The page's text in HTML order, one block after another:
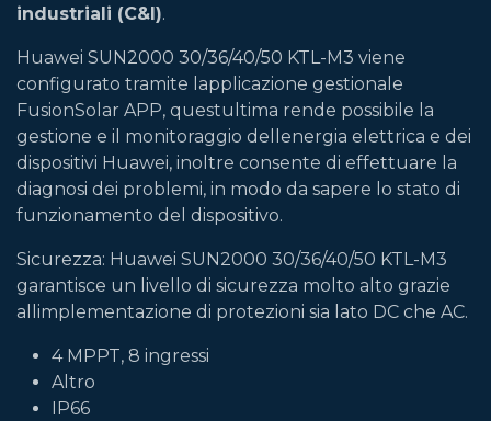
industriali (C&I).
Huawei SUN2000 30/36/40/50 KTL-M3 viene
configurato tramite lapplicazione gestionale
FusionSolar APP, questultima rende possibile la
gestione e il monitoraggio dellenergia elettrica e dei
dispositivi Huawei, inoltre consente di effettuare la
diagnosi dei problemi, in modo da sapere lo stato di
funzionamento del dispositivo.
Sicurezza: Huawei SUN2000 30/36/40/50 KTL-M3
garantisce un livello di sicurezza molto alto grazie
allimplementazione di protezioni sia lato DC che AC.
4 MPPT, 8 ingressi
Altro
IP66